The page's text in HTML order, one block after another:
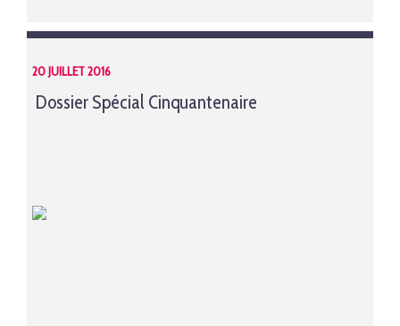
20 JUILLET 2016
Dossier Spécial Cinquantenaire